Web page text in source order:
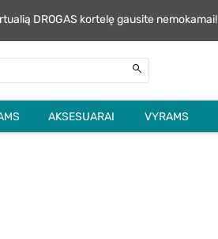
DROGAS kortelę gausite nemokamai!
AKSESUARAI VYRAMS